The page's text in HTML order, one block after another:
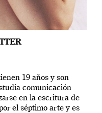
19 años y son
comunicación
en la escritura de
el séptimo arte y es